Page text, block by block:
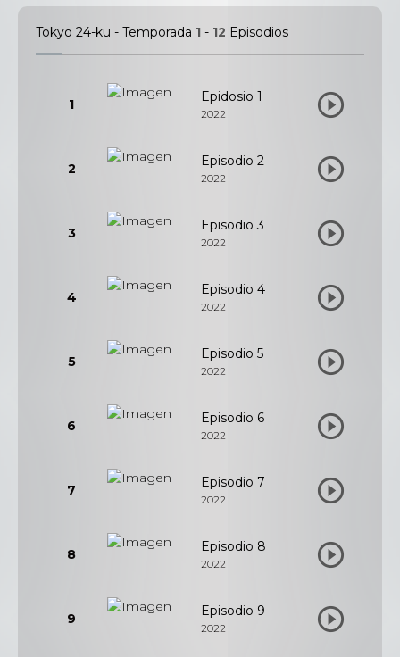
Tokyo 24-ku - Temporada 1 - 12 Episodios
1 Epidosio 1
2022
2 Episodio 2
2022
3 Episodio 3
2022
4 Episodio 4
2022
5 Episodio 5
2022
6 Episodio 6
2022
7 Episodio 7
2022
8 Episodio 8
2022
9 Episodio 9
2022